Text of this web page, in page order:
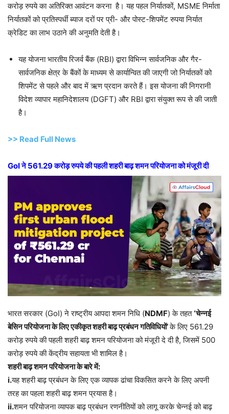
करोड़ रुपये का अतिरिक्त आवंटन करना है। यह पहल निर्यातकों, MSME निर्माता
निर्यातकों को प्रतिस्पर्धी ब्याज दरों पर प्री- और पोस्ट-शिपमेंट रुपया निर्यात
क्रेडिट का लाभ उठाने की अनुमति देती है।
यह योजना भारतीय रिजर्व बैंक (RBI) द्वारा विभिन्न सार्वजनिक और गैर-
सार्वजनिक क्षेत्र के बैंकों के माध्यम से कार्यान्वित की जाएगी जो निर्यातकों को
शिपमेंट से पहले और बाद में ऋण प्रदान करते हैं। इस योजना की निगरानी
विदेश व्यापार महानिदेशालय (DGFT) और RBI द्वारा संयुक्त रूप से की जाती
है।
>> Read Full News
GoI ने 561.29 करोड़ रुपये की पहली शहरी बाढ़ शमन परियोजना को मंजूरी दी
भारत सरकार (GoI) ने राष्ट्रीय आपदा शमन निधि (NDMF) के तहत‘चेन्नई
बेसिन परियोजना के लिए एकीकृत शहरी बाढ़ प्रबंधन गतिविधियों’के लिए 561.29
करोड़ रुपये की पहली शहरी बाढ़ शमन परियोजना को मंजूरी दे दी है, जिसमें 500
करोड़ रुपये की केंद्रीय सहायता भी शामिल है।
शहरी बाढ़ शमन परियोजना के बारे में:
i.यह शहरी बाढ़ प्रबंधन के लिए एक व्यापक ढांचा विकसित करने के लिए अपनी
तरह का पहला शहरी बाढ़ शमन प्रयास है।
ii.शमन परियोजना व्यापक बाढ़ प्रबंधन रणनीतियों को लागू करके चेन्नई को बाढ़